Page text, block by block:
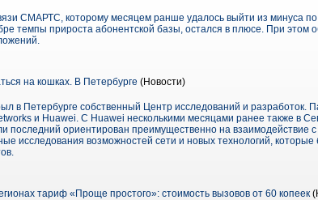
СМАРТС, которому месяцем ранше удалось выйти из минуса по
темпы прироста абонентской базы, остался в плюсе. При этом
на кошках. В Петербурге (Новости)
в Петербурге собственный Центр исследований и разработок.
и Huawei. C Huawei несколькими месяцами ранее также в
последний ориентирован преимущественно на взаимодействие
исследования возможностей сети и новых технологий, которые
тариф «Проще простого»: стоимость вызовов от 60 копеек